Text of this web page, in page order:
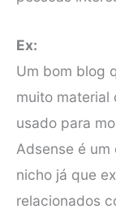
Ex:
Um bom blog
muito material
usado para
Adsense é
nicho já que
relacionados